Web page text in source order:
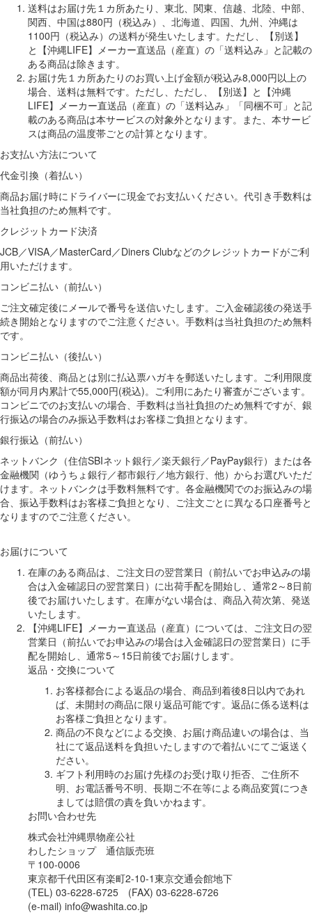
送料はお届け先１カ所あたり、東北、関東、信越、北陸、中部、
関西、中国は880円（税込み）、北海道、四国、九州、沖縄は
1100円（税込み）の送料が発生いたします。ただし、【別送】
と【沖縄LIFE】メーカー直送品（産直）の「送料込み」と記載の
ある商品は除きます。
お届け先１カ所あたりのお買い上げ金額が税込み8,000円以上の
場合、送料は無料です。ただし、ただし、【別送】と【沖縄
LIFE】メーカー直送品（産直）の「送料込み」「同梱不可」と記
載のある商品は本サービスの対象外となります。また、本サービ
スは商品の温度帯ごとの計算となります。
お支払い方法について
代金引換（着払い）
商品お届け時にドライバーに現金でお支払いください。代引き手数料は
当社負担のため無料です。
クレジットカード決済
JCB／VISA／MasterCard／Diners Clubなどのクレジットカードがご利
用いただけます。
コンビニ払い（前払い）
ご注文確定後にメールで番号を送信いたします。ご入金確認後の発送手
続き開始となりますのでご注意ください。手数料は当社負担のため無料
です。
コンビニ払い（後払い）
商品出荷後、商品とは別に払込票ハガキを郵送いたします。ご利用限度
額が同月内累計で55,000円(税込)。ご利用にあたり審査がございます。
コンビニでのお支払いの場合、手数料は当社負担のため無料ですが、銀
行振込の場合のみ振込手数料はお客様ご負担となります。
銀行振込（前払い）
ネットバンク（住信SBIネット銀行／楽天銀行／PayPay銀行）または各
金融機関（ゆうちょ銀行／都市銀行／地方銀行、他）からお選びいただ
けます。ネットバンクは手数料無料です。各金融機関でのお振込みの場
合、振込手数料はお客様ご負担となり、ご注文ごとに異なる口座番号と
なりますのでご注意ください。
お届けについて
在庫のある商品は、ご注文日の翌営業日（前払いでお申込みの場
合は入金確認日の翌営業日）に出荷手配を開始し、通常2～8日前
後でお届けいたします。在庫がない場合は、商品入荷次第、発送
いたします。
【沖縄LIFE】メーカー直送品（産直）については、ご注文日の翌
営業日（前払いでお申込みの場合は入金確認日の翌営業日）に手
配を開始し、通常5～15日前後でお届けします。
返品・交換について
お客様都合による返品の場合、商品到着後8日以内であれ
ば、未開封の商品に限り返品可能です。返品に係る送料は
お客様ご負担となります。
商品の不良などによる交換、お届け商品違いの場合は、当
社にて返品送料を負担いたしますので着払いにてご返送く
ださい。
ギフト利用時のお届け先様のお受け取り拒否、ご住所不
明、お電話番号不明、長期ご不在等による商品変質につき
ましては賠償の責を負いかねます。
お問い合わせ先
株式会社沖縄県物産公社
わしたショップ 通信販売班
〒100-0006
東京都千代田区有楽町2-10-1東京交通会館地下
(TEL) 03-6228-6725 (FAX) 03-6228-6726
(e-mail) info@washita.co.jp